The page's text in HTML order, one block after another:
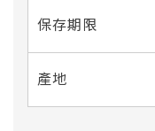
保存期限
產地